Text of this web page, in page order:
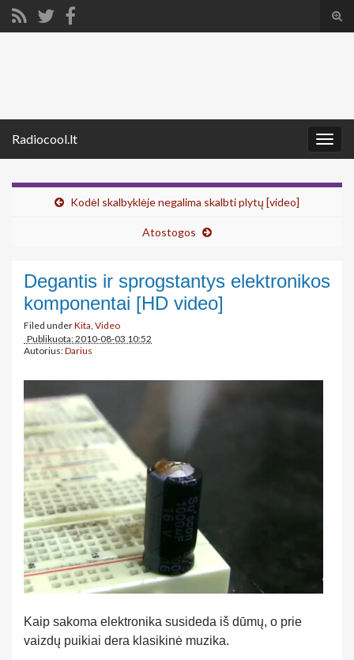
Radiocool.lt
Kodėl skalbyklėje negalima skalbti plytų [video]
Atostogos
Degantis ir sprogstantys elektronikos
komponentai [HD video]
Filed underKita, Video
Publikuota: 2010-08-03 10:52
Autorius:Darius
Kaip sakoma elektronika susideda iš dūmų, o prie
vaizdų puikiai dera klasikinė muzika.